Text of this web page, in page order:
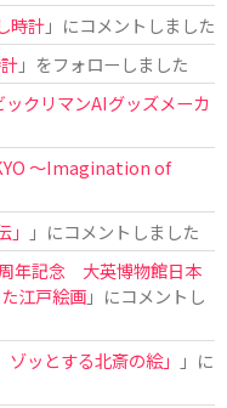
時計」にコメントしました
」をフォローしました
クリマンAIグッズメーカ
〜Imagination of
」にコメントしました
年記念 大英博物館日本
江戸絵画」にコメントし
ッとする北斎の絵」
」に